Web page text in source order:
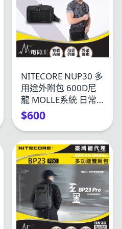
NITECORE NUP30 多
用途外附包 600D尼
龍 MOLLE系統 日常
通勤 外出遊玩
$600